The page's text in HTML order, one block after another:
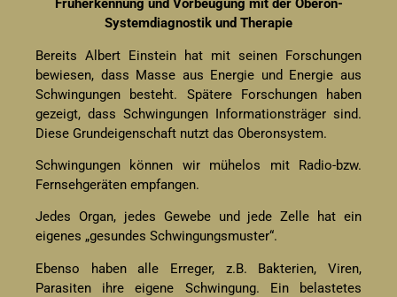
Früherkennung und Vorbeugung mit der Oberon-
Systemdiagnostik und Therapie
Bereits Albert Einstein hat mit seinen Forschungen
bewiesen, dass Masse aus Energie und Energie aus
Schwingungen besteht. Spätere Forschungen haben
gezeigt, dass Schwingungen Informationsträger sind.
Diese Grundeigenschaft nutzt das Oberonsystem.
Schwingungen können wir mühelos mit Radio-bzw.
Fernsehgeräten empfangen.
Jedes Organ, jedes Gewebe und jede Zelle hat ein
eigenes „gesundes Schwingungsmuster“.
Ebenso haben alle Erreger, z.B. Bakterien, Viren,
Parasiten ihre eigene Schwingung. Ein belastetes